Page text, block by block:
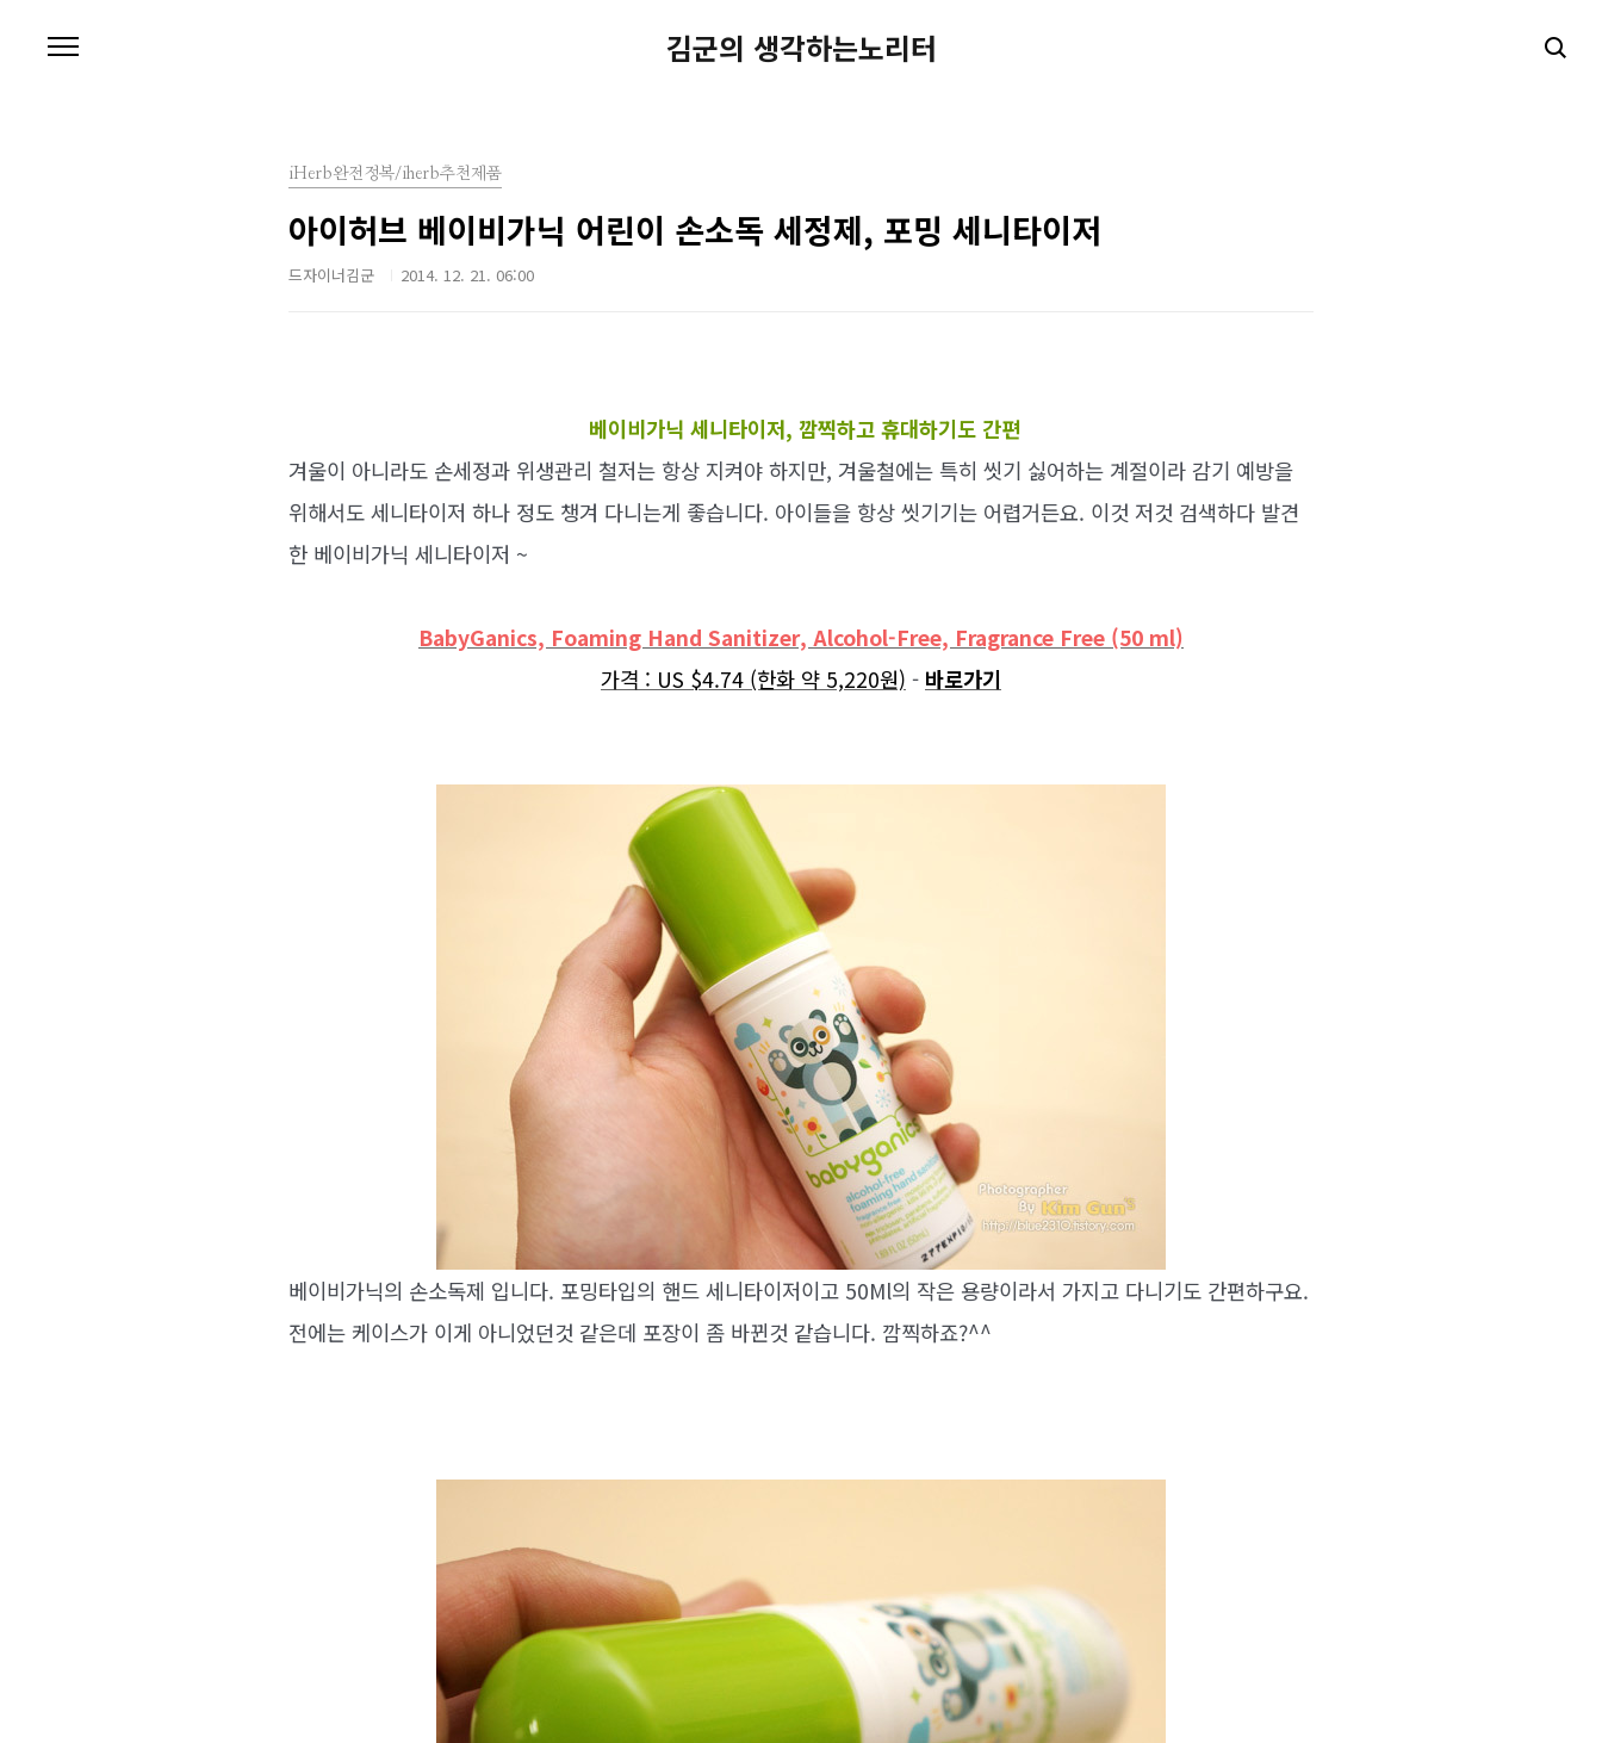
김군의 생각하는노리터
iHerb완전정복/iherb추천제품
아이허브 베이비가닉 어린이 손소독 세정제, 포밍 세니타이저
드자이너김군 2014. 12. 21. 06:00
베이비가닉 세니타이저, 깜찍하고 휴대하기도 간편
겨울이 아니라도 손세정과 위생관리 철저는 항상 지켜야 하지만, 겨울철에는 특히 씻기 싫어하는 계절이라 감기 예방을
위해서도 세니타이저 하나 정도 챙겨 다니는게 좋습니다. 아이들을 항상 씻기기는 어렵거든요. 이것 저것 검색하다 발견
한 베이비가닉 세니타이저 ~
BabyGanics, Foaming Hand Sanitizer, Alcohol-Free, Fragrance Free (50 ml)
가격 : US $4.74 (한화 약 5,220원) - 바로가기
베이비가닉의 손소독제 입니다. 포밍타입의 핸드 세니타이저이고 50Ml의 작은 용량이라서 가지고 다니기도 간편하구요.
전에는 케이스가 이게 아니었던것 같은데 포장이 좀 바뀐것 같습니다. 깜찍하죠?^^